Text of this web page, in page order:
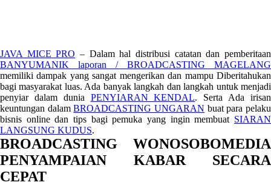
JAVA MICE PRO – Dalam hal distribusi catatan dan pemberitaan
BANYUMANIK laporan / BROADCASTING MAGELANG
memiliki dampak yang sangat mengerikan dan mampu Diberitahukan
bagi masyarakat luas. Ada banyak langkah dan langkah untuk menjadi
penyiar dalam dunia PENYIARAN KENDAL. Serta Ada irisan
keuntungan dalamBROADCASTING UNGARAN buat para pelaku
bisnis online dan tips bagi pemuka yang ingin membuat SIARAN
LANGSUNG KUDUS.
BROADCASTING WONOSOBOMEDIA
PENYAMPAIAN KABAR SECARA
CEPAT